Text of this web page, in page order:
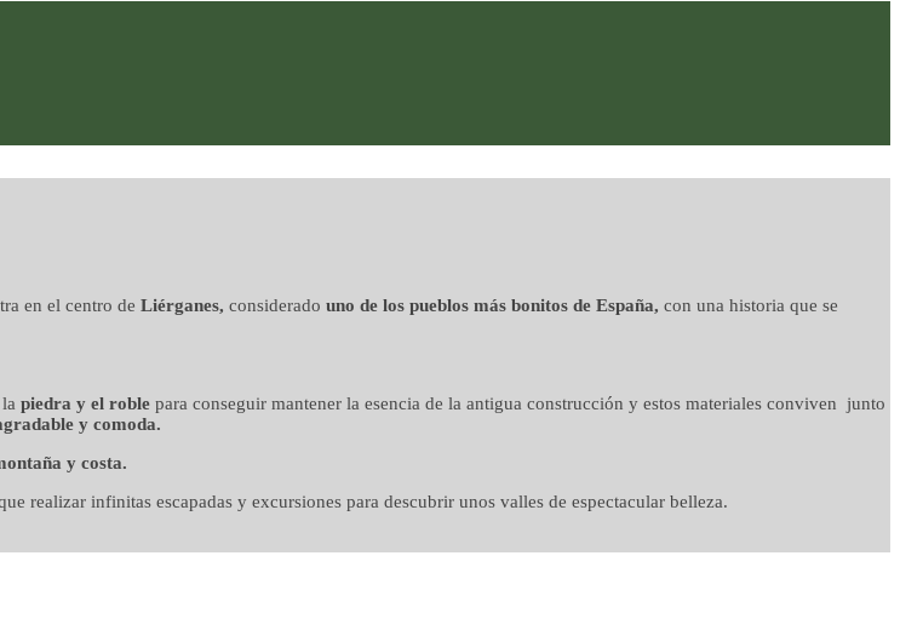
en el centro de Liérganes, considerado uno de los pueblos más bonitos de España, con una historia que se
piedra y el roble para conseguir mantener la esencia de la antigua construcción y estos materiales conviven junto
y comoda.
y costa.
realizar infinitas escapadas y excursiones para descubrir unos valles de espectacular belleza.